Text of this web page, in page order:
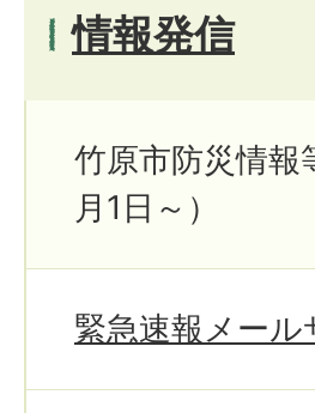
情報発信
竹原市防災情
月1日～）
緊急速報メー